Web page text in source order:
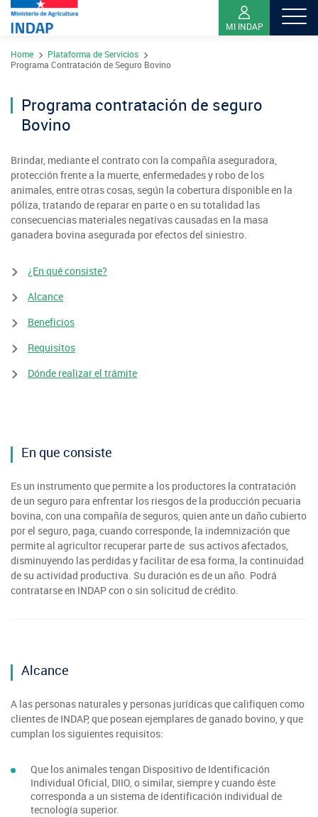
contenido
MI INDAP
Sobre INDAP
¿Qué es INDAP?
Gestión y Presupuesto
Consultores de Riego
Registro nacional SIRSD-S
Nómina consultores de Riego
Registro Ley 19.862
Oficina virtual de atención ciudadana
Programa Desarrollo Territorial Indígena
Programa de Asociatividad Económica
Sustentabilidad de los suelos SIRSD-S
Programa Desarrollo Inversiones - PDI
Servicio de Asesoría Técnica - SAT
Programa de Alianzas Productivas
Crédito Corto Plazo
Acciones INDAP
Red Tiendas Mundo Rural
Sello Manos Campesinas
Mercado Campesinos
SIPAN
Arica y Parinacota
Tarapacá
Atacama
Valparaíso
Metropolitana
O'Higgins
Araucanía
Los Ríos
Sala de Prensa
Noticias
Videos
Podcast
Biblioteca
Videos
Podcast
Fotografía
Biblioteca
Nuestras Redes sociales
INDAP Agustinas 1465, Santiago de Chile
Teléfono:+56 2 2303 8000
Home
Plataforma de Servicios
Programa Contratación de Seguro Bovino
Programa contratación de seguro
Bovino
Brindar, mediante el contrato con la compañía aseguradora,
protección frente a la muerte, enfermedades y robo de los
animales, entre otras cosas, según la cobertura disponible en la
póliza, tratando de reparar en parte o en su totalidad las
consecuencias materiales negativas causadas en la masa
ganadera bovina asegurada por efectos del siniestro.
¿En qué consiste?
Alcance
Beneficios
Requisitos
Dónde realizar el trámite
En que consiste
Es un instrumento que permite a los productores la contratación
de un seguro para enfrentar los riesgos de la producción pecuaria
bovina, con una compañía de seguros, quien ante un daño cubierto
por el seguro, paga, cuando corresponde, la indemnización que
permite al agricultor recuperar parte de sus activos afectados,
disminuyendo las perdidas y facilitar de esa forma, la continuidad
de su actividad productiva. Su duración es de un año. Podrá
contratarse en INDAP con o sin solicitud de crédito.
Alcance
A las personas naturales y personas jurídicas que califiquen como
clientes de INDAP, que posean ejemplares de ganado bovino, y que
cumplan los siguientes requisitos:
Que los animales tengan Dispositivo de Identificación
Individual Oficial, DIIO, o similar, siempre y cuando éste
corresponda a un sistema de identificación individual de
tecnología superior.